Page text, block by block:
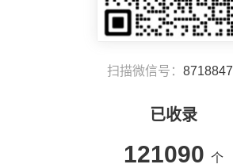
扫描微信号： 8718847
已收录
121090 个